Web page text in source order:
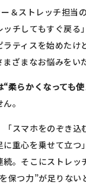
＆ストレッチ担当
ッチしてもすぐ戻る
ティスを始めたけ
ざまなお悩みをい
“柔らかくなっても
。
「スマホをのぞき込
重心を乗せて立つ
続。そこにストレッ
保つ力”が足りない